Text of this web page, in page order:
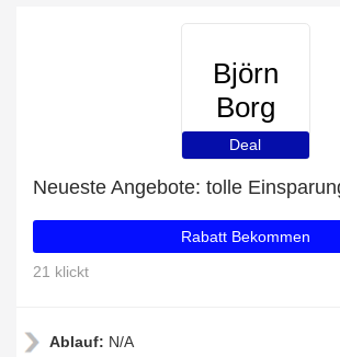
Björn
Borg
Deal
Rabatt Bekommen
21 klickt
Ablauf: N/A